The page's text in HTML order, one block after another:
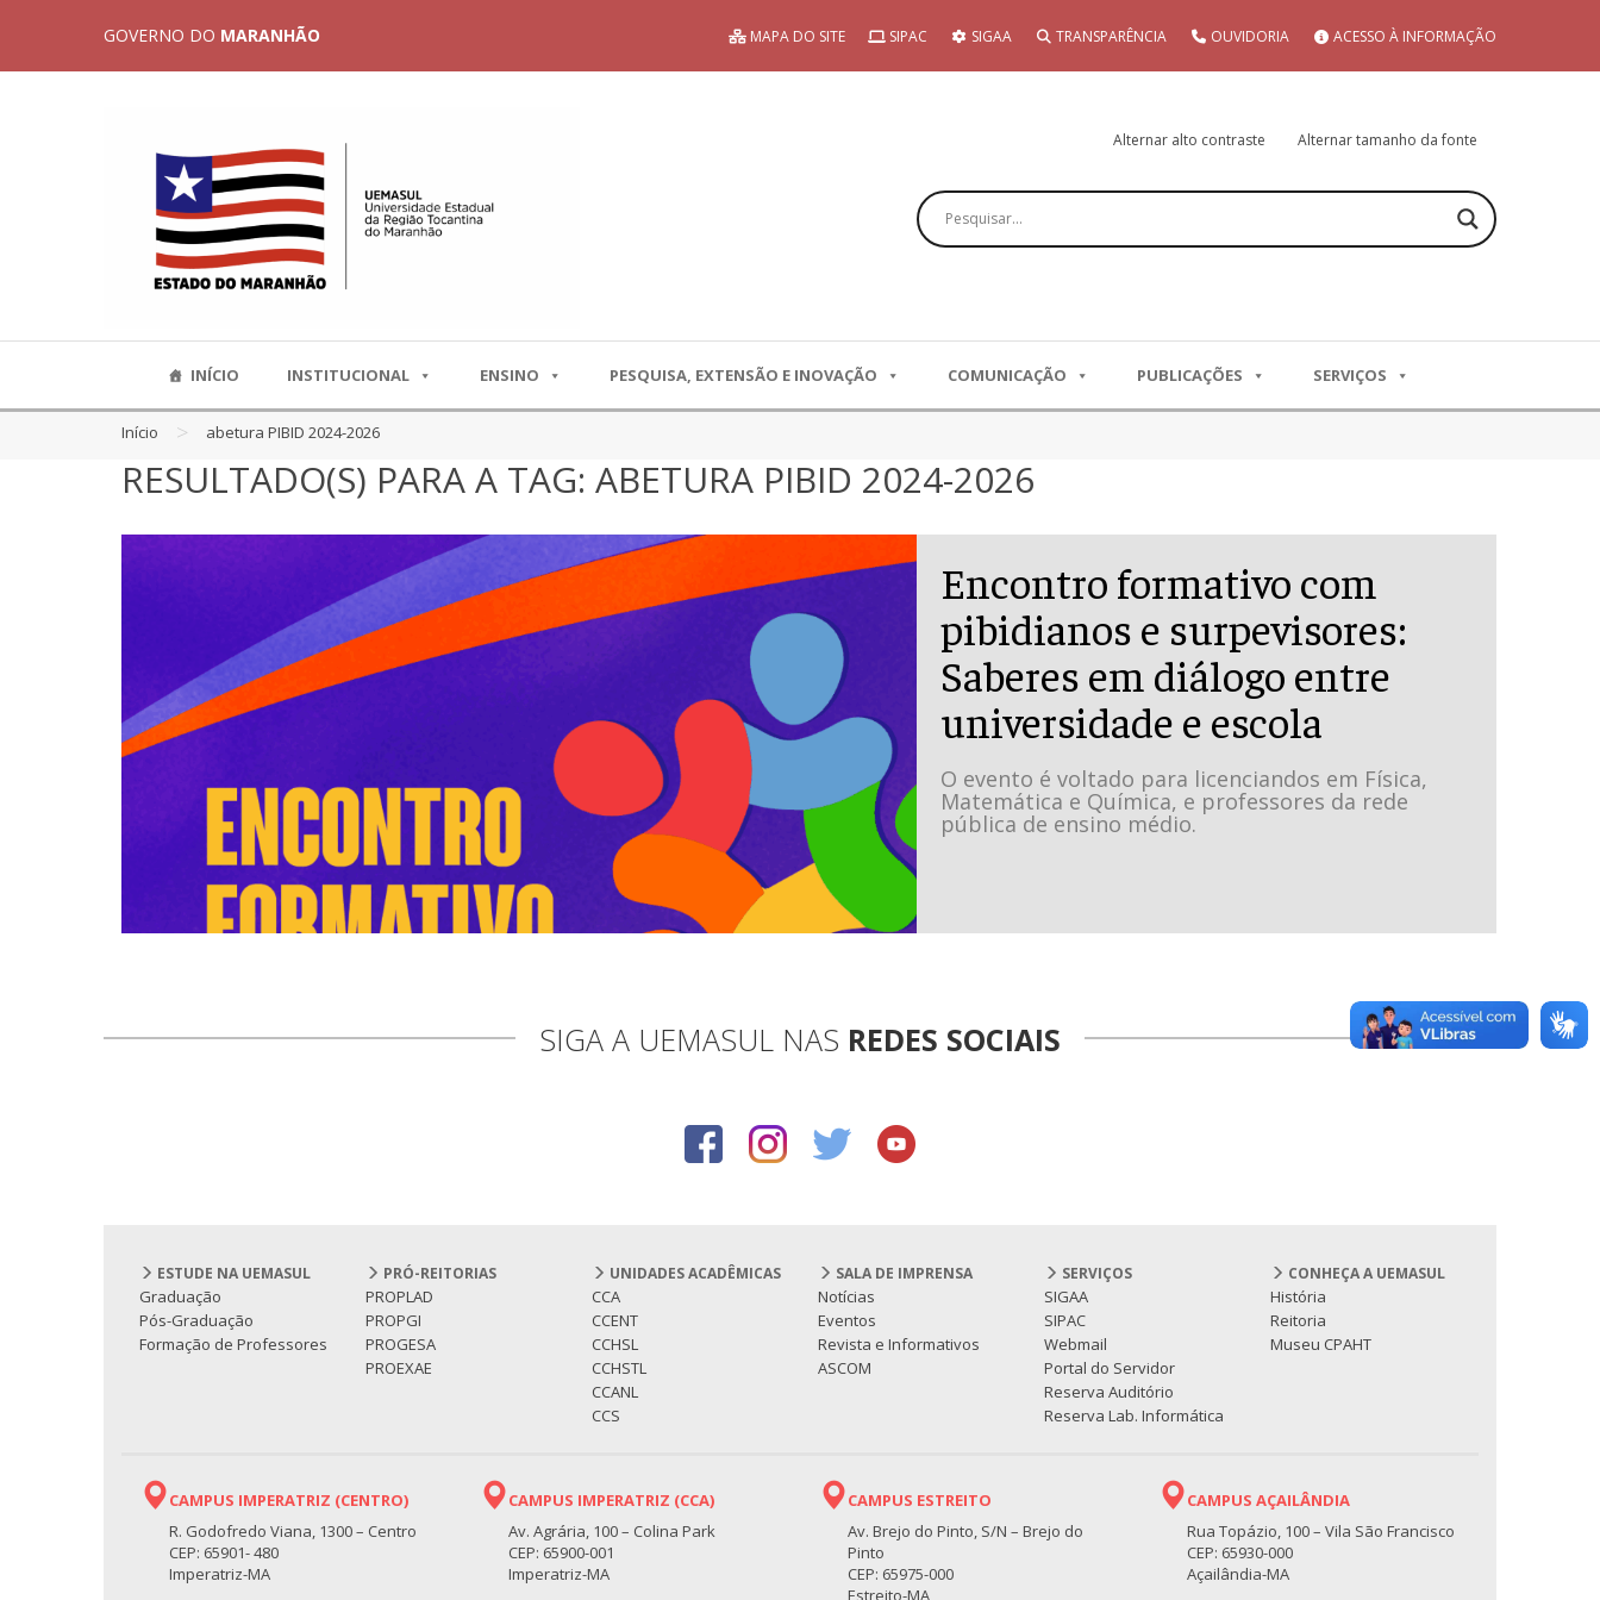
GOVERNO DO MARANHÃO MAPA DO SITE SIPAC SIGAA TRANSPARÊNCIA OUVIDORIA ACESSO À INFORMAÇÃO
Alternar alto contraste Alternar tamanho da fonte
Pesquisar
INÍCIO INSTITUCIONAL ENSINO PESQUISA, EXTENSÃO E INOVAÇÃO COMUNICAÇÃO PUBLICAÇÕES SERVIÇOS
Início > abetura PIBID 2024-2026
RESULTADO(S) PARA A TAG: ABETURA PIBID 2024-2026
Encontro formativo com
pibidianos e surpevisores:
Saberes em diálogo entre
universidade e escola
O evento é voltado para licenciandos em Física,
Matemática e Química, e professores da rede
pública de ensino médio.
SIGA A UEMASUL NAS REDES SOCIAIS
ESTUDE NA UEMASUL
Graduação
Pós-Graduação
Formação de Professores
PRÓ-REITORIAS
PROPLAD
PROPGI
PROGESA
PROEXAE
UNIDADES ACADÊMICAS
CCA
CCENT
CCHSL
CCHSTL
CCANL
CCS
SALA DE IMPRENSA
Notícias
Eventos
Revista e Informativos
ASCOM
SERVIÇOS
SIGAA
SIPAC
Webmail
Portal do Servidor
Reserva Auditório
Reserva Lab. Informática
CONHEÇA A UEMASUL
História
Reitoria
Museu CPAHT
CAMPUS IMPERATRIZ (CENTRO)
R. Godofredo Viana, 1300 – Centro
CEP: 65901- 480
Imperatriz-MA
CAMPUS IMPERATRIZ (CCA)
Av. Agrária, 100 – Colina Park
CEP: 65900-001
Imperatriz-MA
CAMPUS ESTREITO
Av. Brejo do Pinto, S/N – Brejo do
Pinto
CEP: 65975-000
Estreito-MA
CAMPUS AÇAILÂNDIA
Rua Topázio, 100 – Vila São Francisco
CEP: 65930-000
Açailândia-MA